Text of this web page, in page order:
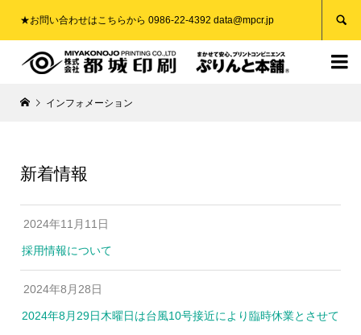
★お問い合わせはこちらから 0986-22-4392 data@mpcr.jp 

インフォメーション
新着情報
2024年11月11日
採用情報について
2024年8月28日
2024年8月29日木曜日は台風10号接近により臨時休業とさせて